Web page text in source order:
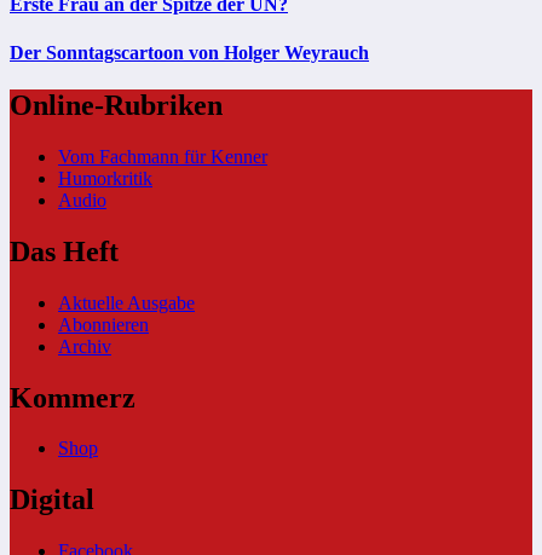
Erste Frau an der Spitze der UN?
Der Sonntagscartoon von Holger Weyrauch
Online-Rubriken
Vom Fachmann für Kenner
Humorkritik
Audio
Das Heft
Aktuelle Ausgabe
Abonnieren
Archiv
Kommerz
Shop
Digital